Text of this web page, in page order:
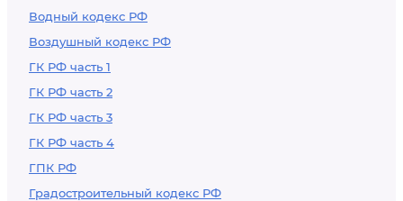
Водный кодекс РФ
Воздушный кодекс РФ
ГК РФ часть 1
ГК РФ часть 2
ГК РФ часть 3
ГК РФ часть 4
ГПК РФ
Градостроительный кодекс РФ